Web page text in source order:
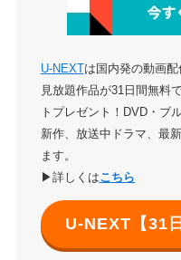
U-NEXTは国内発の動画配
見放題作品が31日間無料
トプレゼント！DVD・ブ
新作、放送中ドラマ、最
ます。
▶詳しくはこちら
U-NEXT【31